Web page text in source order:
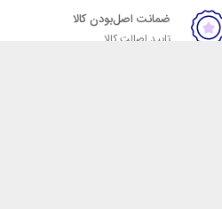
ضمانت اصل‌بودن کالا
تایید اصالت کالا